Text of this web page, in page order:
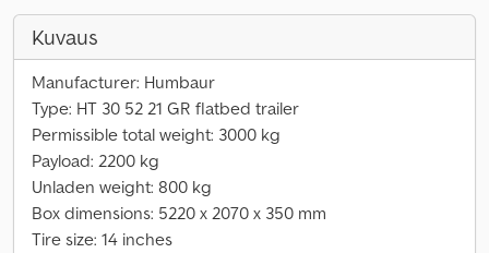
Kuvaus
Manufacturer: Humbaur
Type: HT 30 52 21 GR flatbed trailer
Permissible total weight: 3000 kg
Payload: 2200 kg
Unladen weight: 800 kg
Box dimensions: 5220 x 2070 x 350 mm
Tire size: 14 inches